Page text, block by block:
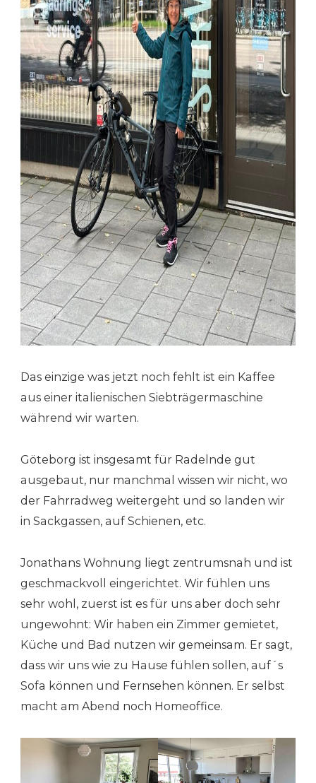
Das einzige was jetzt noch fehlt ist ein Kaffee
aus einer italienischen Siebträgermaschine
während wir warten.
Göteborg ist insgesamt für Radelnde gut
ausgebaut, nur manchmal wissen wir nicht, wo
der Fahrradweg weitergeht und so landen wir
in Sackgassen, auf Schienen, etc.
Jonathans Wohnung liegt zentrumsnah und ist
geschmackvoll eingerichtet. Wir fühlen uns
sehr wohl, zuerst ist es für uns aber doch sehr
ungewohnt: Wir haben ein Zimmer gemietet,
Küche und Bad nutzen wir gemeinsam. Er sagt,
dass wir uns wie zu Hause fühlen sollen, auf´s
Sofa können und Fernsehen können. Er selbst
macht am Abend noch Homeoffice.